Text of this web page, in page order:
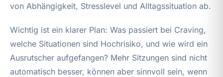
von Abhängigkeit, Stresslevel und Alltagssituation ab.
Wichtig ist ein klarer Plan: Was passiert bei Craving,
welche Situationen sind Hochrisiko, und wie wird ein
Ausrutscher aufgefangen? Mehr Sitzungen sind nicht
automatisch besser, können aber sinnvoll sein, wenn